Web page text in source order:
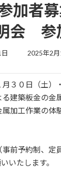
加者募
会 参
最
新
日
時
:
2025年2
月３０日（土）
建築板金の金
加工作業の体
前予約制、定
いたします。